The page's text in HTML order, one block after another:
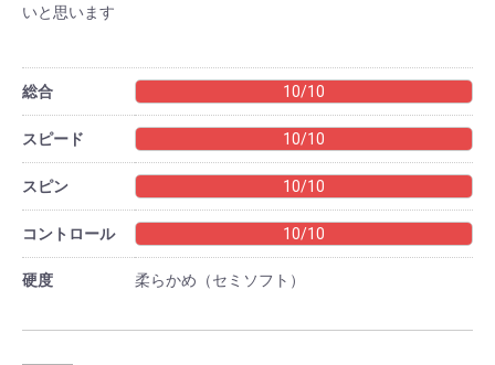
いと思います
総合 10/10
スピード 10/10
スピン 10/10
コントロール 10/10
硬度 柔らかめ（セミソフト）